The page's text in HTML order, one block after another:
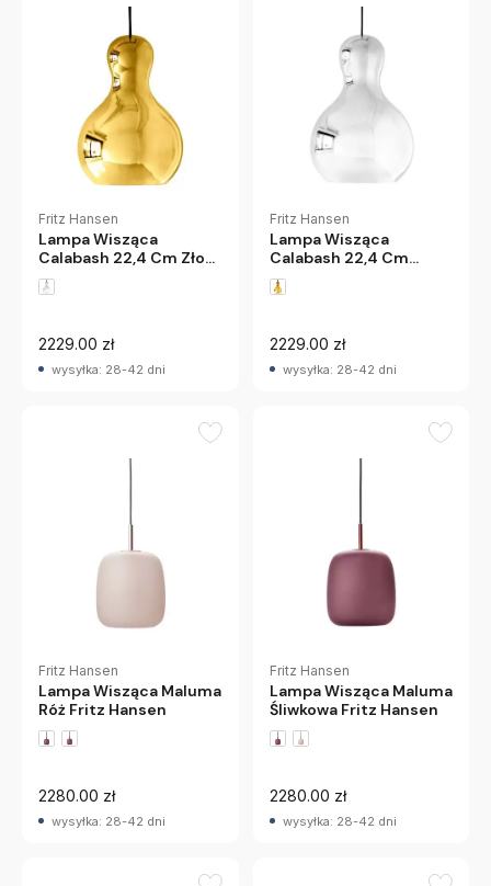
Fritz Hansen
Lampa Wisząca
Calabash 22,4 Cm Złota
Fritz Hansen
2229.00 zł
wysyłka: 28-42 dni
Fritz Hansen
Lampa Wisząca
Calabash 22,4 Cm
Srebrna Fritz Hansen
2229.00 zł
wysyłka: 28-42 dni
Fritz Hansen
Lampa Wisząca Maluma
Róż Fritz Hansen
2280.00 zł
wysyłka: 28-42 dni
Fritz Hansen
Lampa Wisząca Maluma
Śliwkowa Fritz Hansen
2280.00 zł
wysyłka: 28-42 dni